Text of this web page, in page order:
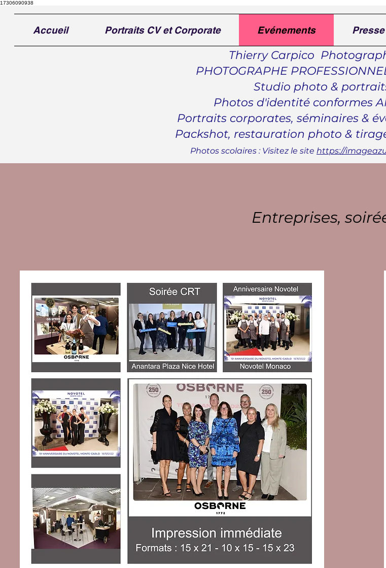
17306090938
Accueil Portraits CV et Corporate Evénements Presse
Thierry Carpico
PHOTOGRAPHE
Studio photo &
Photos d'identité conformes
Portraits corporates, séminaires &
Packshot, restauration photo &
Photos scolaires : Visitez le site https://
Entreprises,